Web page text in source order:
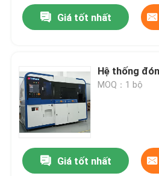
Giá tốt nhất
Hệ thống
MOQ：1 bộ
Giá tốt nhất